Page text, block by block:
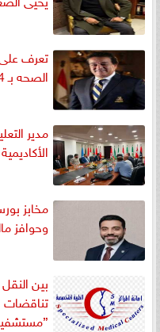
تعرف على
الصحه بـ 14 محافظه
مدير
مخابز
وحوافز
بين
تناقضات